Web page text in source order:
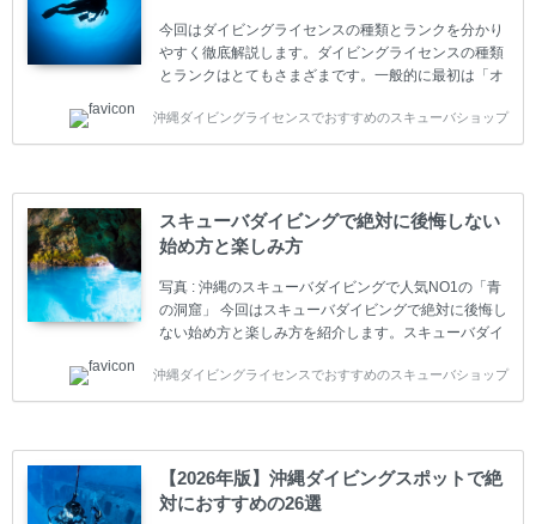
今回はダイビングライセンスの種類とランクを分かり
やすく徹底解説します。ダイビングライセンスの種類
とランクはとてもさまざまです。一般的に最初は「オ
す。 ダイビングのライセンスカードはダイビングの教
育機関もしくは指導団体が発行しています。教育機関
ダイバーの育成・指導や安全管理、環境保全などの活
動をしています。 ダイビングライセンスの種類はエン
トリーレベルのライセンスからプロレベルのライセン
スまでランク分けされています。各教育機関(指導団
体)によってライセンスカードの名称、トレーニング内
容に違いがありま...
沖縄ダイビングライセンスでおすすめのスキューバショップ
スキューバダイビングで絶対に後悔しない
始め方と楽しみ方
写真 : 沖縄のスキューバダイビングで人気NO1の「青
の洞窟」 今回はスキューバダイビングで絶対に後悔し
ない始め方と楽しみ方を紹介します。スキューバダイ
やまだ始めて間もない初心者の方に必見の内容です。
スキューバダイビングの始め方と楽しみ方について学
ててしまうと、せっかく楽しみにしていたスキューバ
ダイビングが台無しになり後悔することになってしま
うかもしれません。 又、スキューバダイビングは事故
のリスクがあるスポーツでもあります。もしかしたら
沖縄ダイビングライセンスでおすすめのスキューバショップ
【2026年版】沖縄ダイビングスポットで絶
対におすすめの26選